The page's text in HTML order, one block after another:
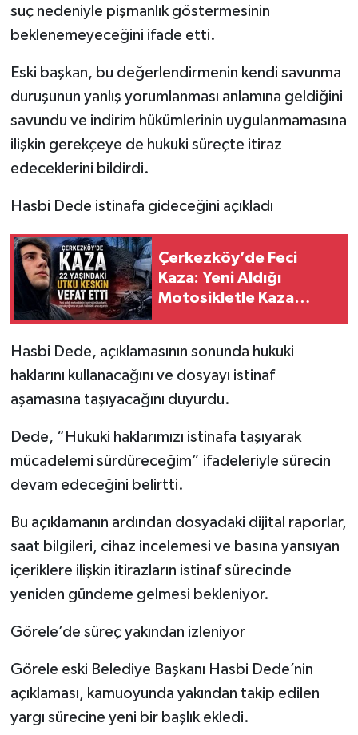
suç nedeniyle pişmanlık göstermesinin
beklenemeyeceğini ifade etti.
Eski başkan, bu değerlendirmenin kendi savunma
duruşunun yanlış yorumlanması anlamına geldiğini
savundu ve indirim hükümlerinin uygulanmamasına
ilişkin gerekçeye de hukuki süreçte itiraz
edeceklerini bildirdi.
Hasbi Dede istinafa gideceğini açıkladı
Çerkezköy’de Feci
Kaza: Yeni Aldığı
Motosikletle Kaza
Hasbi Dede, açıklamasının sonunda hukuki
haklarını kullanacağını ve dosyayı istinaf
aşamasına taşıyacağını duyurdu.
Dede, “Hukuki haklarımızı istinafa taşıyarak
mücadelemi sürdüreceğim” ifadeleriyle sürecin
devam edeceğini belirtti.
Bu açıklamanın ardından dosyadaki dijital raporlar,
saat bilgileri, cihaz incelemesi ve basına yansıyan
içeriklere ilişkin itirazların istinaf sürecinde
yeniden gündeme gelmesi bekleniyor.
Görele’de süreç yakından izleniyor
Görele eski Belediye Başkanı Hasbi Dede’nin
açıklaması, kamuoyunda yakından takip edilen
yargı sürecine yeni bir başlık ekledi.